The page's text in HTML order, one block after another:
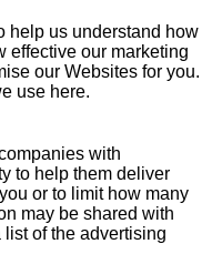
help us understand how
effective our marketing
our Websites for you.
use here.
with
to help them deliver
or to limit how many
may be shared with
of the advertising